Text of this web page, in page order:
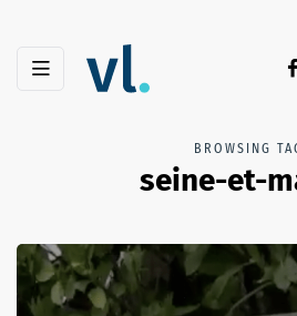
BROWSING
seine-et-